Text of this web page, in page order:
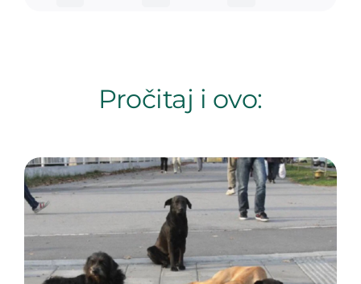
Pročitaj i ovo: